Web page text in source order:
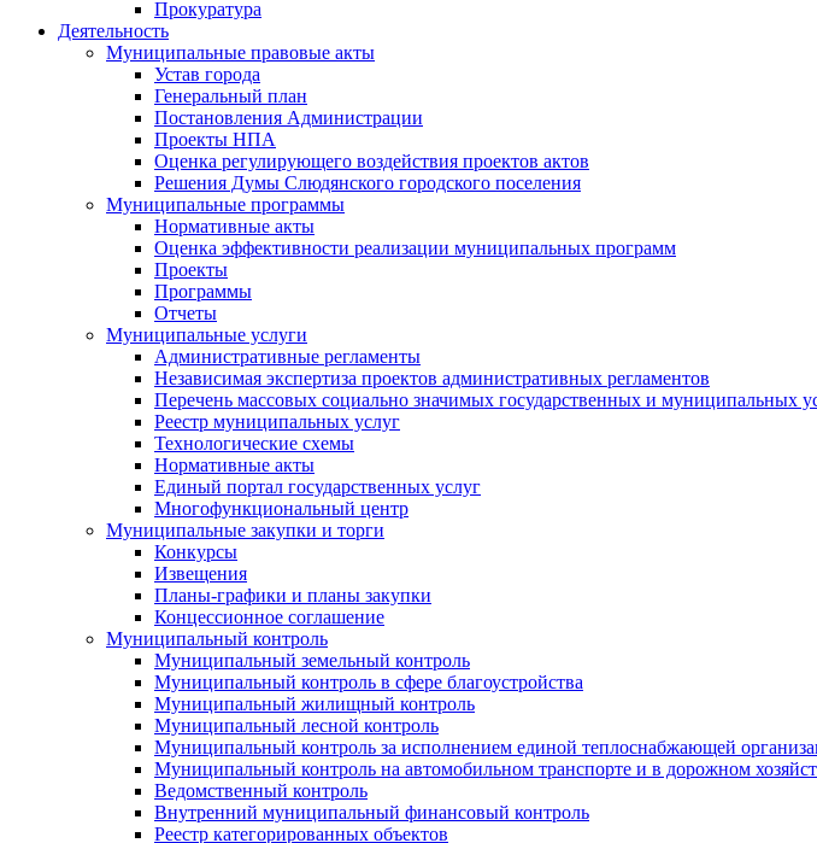
Прокуратура
Деятельность
Муниципальные правовые акты
Устав города
Генеральный план
Постановления Администрации
Проекты НПА
Оценка регулирующего воздействия проектов актов
Решения Думы Слюдянского городского поселения
Муниципальные программы
Нормативные акты
Оценка эффективности реализации муниципальных программ
Проекты
Программы
Отчеты
Муниципальные услуги
Административные регламенты
Независимая экспертиза проектов административных регламентов
Перечень массовых социально значимых государственных и муниципальных
Реестр муниципальных услуг
Технологические схемы
Нормативные акты
Единый портал государственных услуг
Многофункциональный центр
Муниципальные закупки и торги
Конкурсы
Извещения
Планы-графики и планы закупки
Концессионное соглашение
Муниципальный контроль
Муниципальный земельный контроль
Муниципальный контроль в сфере благоустройства
Муниципальный жилищный контроль
Муниципальный лесной контроль
Муниципальный контроль за исполнением единой теплоснабжающей
Муниципальный контроль на автомобильном транспорте и в дорожном
Ведомственный контроль
Внутренний муниципальный финансовый контроль
Реестр категорированных объектов